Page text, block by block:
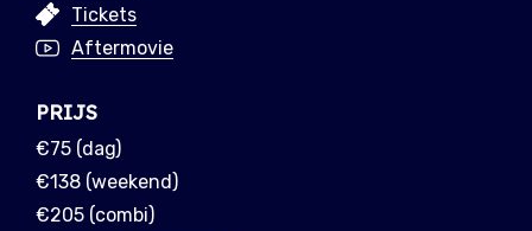
Tickets
Aftermovie
PRIJS
€75 (dag)
€138 (weekend)
€205 (combi)